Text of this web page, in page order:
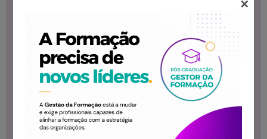
Criação e Análise
de Campanhas de
E-Mail Marketing;
Software de
apoio.
Módulo 2 -
WebCopywriting: